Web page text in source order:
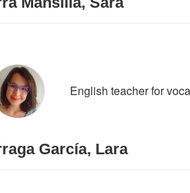
English teacher for
García, Lara